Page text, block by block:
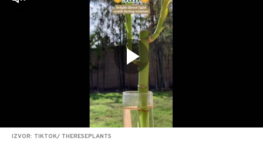
IZVOR: TIKTOK/ THERESEPLANTS